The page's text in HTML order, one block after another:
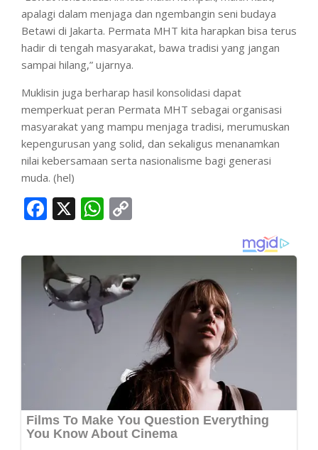
apalagi dalam menjaga dan ngembangin seni budaya
Betawi di Jakarta. Permata MHT kita harapkan bisa terus
hadir di tengah masyarakat, bawa tradisi yang jangan
sampai hilang,” ujarnya.
Muklisin juga berharap hasil konsolidasi dapat
memperkuat peran Permata MHT sebagai organisasi
masyarakat yang mampu menjaga tradisi, merumuskan
kepengurusan yang solid, dan sekaligus menanamkan
nilai kebersamaan serta nasionalisme bagi generasi
muda. (hel)
Facebook
X WhatsApp